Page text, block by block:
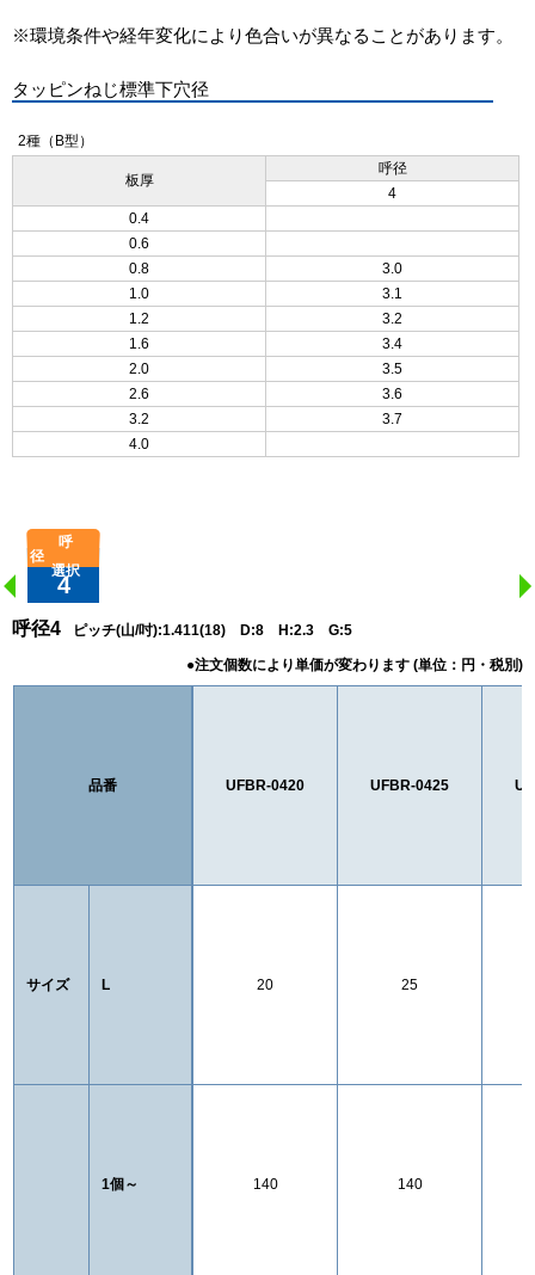
※環境条件や経年変化により色合いが異なることがあります。
タッピンねじ標準下穴径
2種（B型）
板厚
呼径
4
0.4
0.6
0.8
3.0
1.0
3.1
1.2
3.2
1.6
3.4
2.0
3.5
2.6
3.6
3.2
3.7
4.0
4
呼径4 ピッチ(山/吋):1.411(18) D:8 H:2.3 G:5
品番
サイズ L
1個～
UFBR-0420 UFBR-0425
20 25
140 140